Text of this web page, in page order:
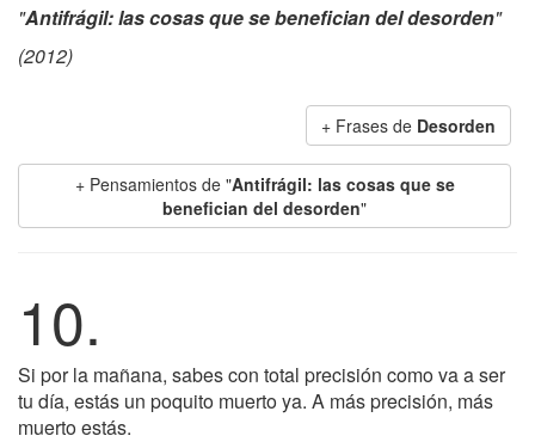
"Antifrágil: las cosas que se benefician del desorden"
(2012)
+ Frases de Desorden
+ Pensamientos de "Antifrágil: las cosas que se
benefician del desorden"
10.
Si por la mañana, sabes con total precisión como va a ser
tu día, estás un poquito muerto ya. A más precisión, más
muerto estás.